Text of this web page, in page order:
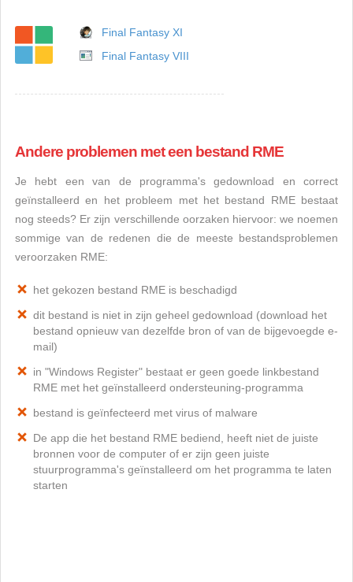
Final Fantasy XI
Final Fantasy VIII
Andere problemen met een bestand RME
Je hebt een van de programma's gedownload en correct
geïnstalleerd en het probleem met het bestand RME bestaat
nog steeds? Er zijn verschillende oorzaken hiervoor: we noemen
sommige van de redenen die de meeste bestandsproblemen
veroorzaken RME:
het gekozen bestand RME is beschadigd
dit bestand is niet in zijn geheel gedownload (download het
bestand opnieuw van dezelfde bron of van de bijgevoegde e-
mail)
in "Windows Register" bestaat er geen goede linkbestand
RME met het geïnstalleerd ondersteuning-programma
bestand is geïnfecteerd met virus of malware
De app die het bestand RME bediend, heeft niet de juiste
bronnen voor de computer of er zijn geen juiste
stuurprogramma's geïnstalleerd om het programma te laten
starten